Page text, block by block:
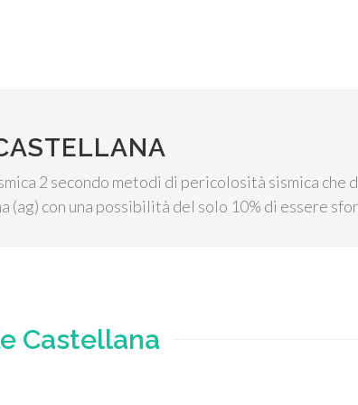
2 secondo metodi di pericolosità sismica
con una possibilità del solo 10% di essere
Castellana